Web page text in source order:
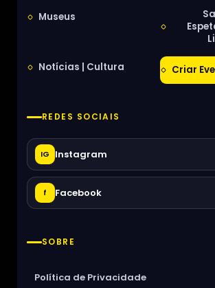
Museus
Notícias | Cultura Criar
REDES SOCIAIS
IG Instagram
f Facebook
SOBRE
Política de Privacidade